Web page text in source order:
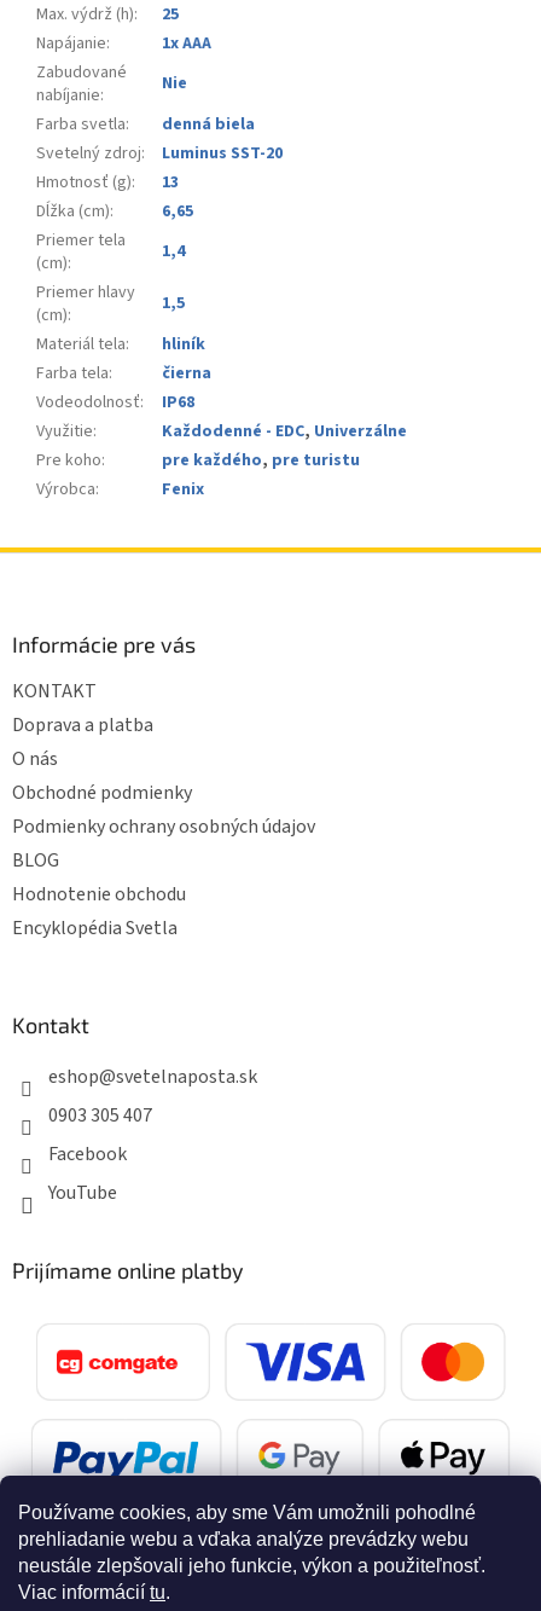
Používame cookies, aby sme Vám umožnili pohodlné
prehliadanie webu a vďaka analýze prevádzky webu
neustále zlepšovali jeho funkcie, výkon a použiteľnosť.
Viac informácií tu.
Max. výdrž (h):
25
Napájanie:
1x AAA
Zabudované
nabíjanie:
Nie
Farba svetla:
denná biela
Svetelný zdroj:
Luminus SST-20
Hmotnosť (g):
13
Dĺžka (cm):
6,65
Priemer tela
(cm):
1,4
Priemer hlavy
(cm):
1,5
Materiál tela:
hliník
Farba tela:
čierna
Vodeodolnosť:
IP68
Využitie: Každodenné - EDC, Univerzálne
Pre koho: pre každého, pre turistu
Výrobca: Fenix
Informácie pre vás
KONTAKT
Doprava a platba
O nás
Obchodné podmienky
Podmienky ochrany osobných údajov
BLOG
Hodnotenie obchodu
Encyklopédia Svetla
Kontakt
eshop@svetelnaposta.sk
0903 305 407
Facebook
YouTube
Prijímame online platby